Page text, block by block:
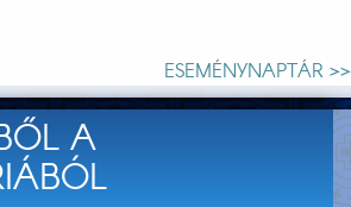
ESEMÉNYNAPTÁR >>
A